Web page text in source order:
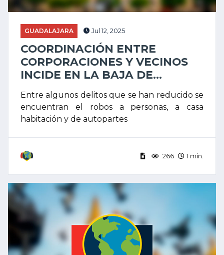
GUADALAJARA Jul 12, 2025
COORDINACIÓN ENTRE
CORPORACIONES Y VECINOS
INCIDE EN LA BAJA DE...
Entre algunos delitos que se han reducido se
encuentran el robos a personas, a casa
habitación y de autopartes
266 1 min.